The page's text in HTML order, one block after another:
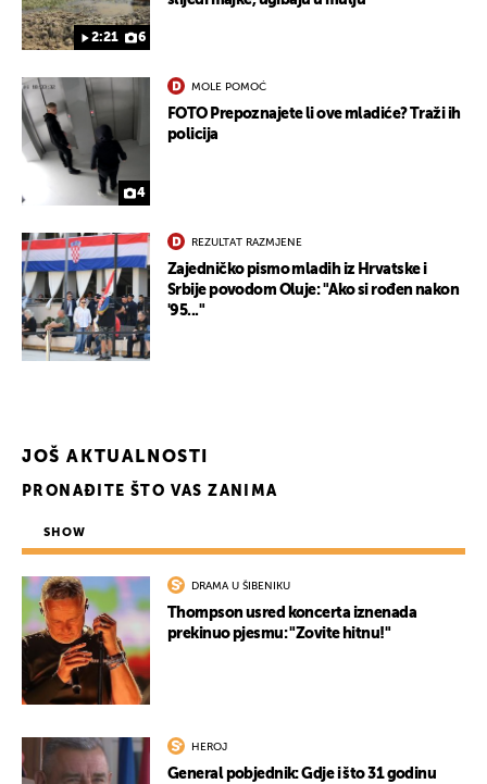
2:21 6
4
MOLE POMOĆ
FOTO Prepoznajete li ove mladiće? Traži ih
policija
REZULTAT RAZMJENE
Zajedničko pismo mladih iz Hrvatske i
Srbije povodom Oluje: "Ako si rođen nakon
'95..."
JOŠ AKTUALNOSTI
PRONAĐITE ŠTO VAS ZANIMA
SHOW
DRAMA U ŠIBENIKU
Thompson usred koncerta iznenada
prekinuo pjesmu: "Zovite hitnu!"
HEROJ
General pobjednik: Gdje i što 31 godinu